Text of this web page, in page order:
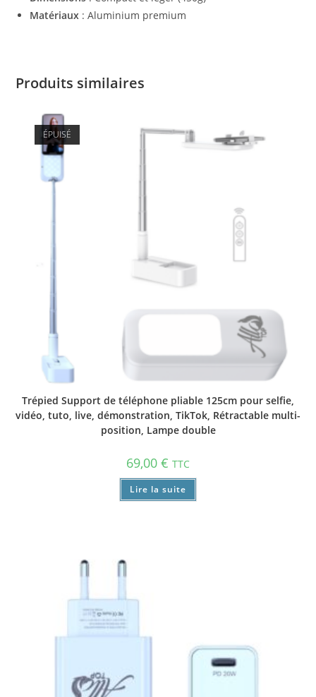
Matériaux : Aluminium premium
Produits similaires
ÉPUISÉ
Trépied Support de téléphone pliable 125cm pour selfie,
vidéo, tuto, live, démonstration, TikTok, Rétractable multi-
position, Lampe double
69,00 € TTC
Lire la suite